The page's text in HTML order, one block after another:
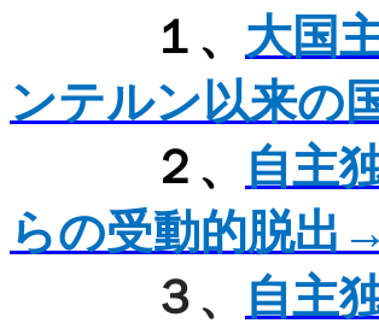
１、 大国
ンテルン以来の
２、
自主
らの受動的脱出
３、
自主